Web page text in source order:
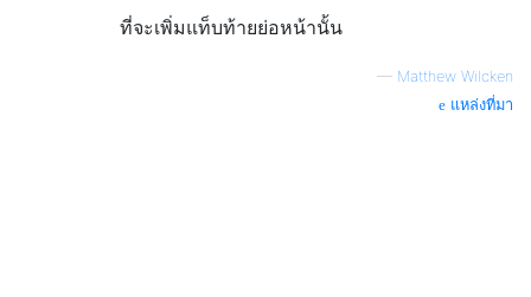
ที่จะเพิ่มแท็บท้ายย่อหน้านั้น
— Matthew Wilcken
แหล่งที่มา